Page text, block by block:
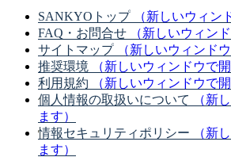
SANKYOトップ
（新しいウィン
FAQ・お問合せ
（新しいウィン
サイトマップ
（新しいウィンド
推奨環境
（新しいウィンドウで開
利用規約
（新しいウィンドウで開
個人情報の取扱いについて
（新
ます）
情報セキュリティポリシー
（新
ます）